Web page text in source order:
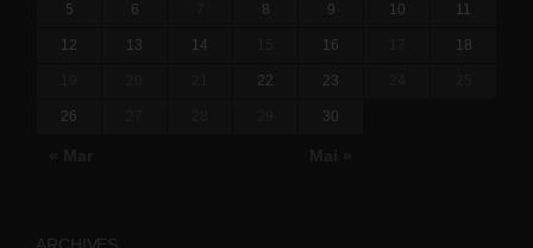
5 6 8 9 10 11
12 13 14 16 18
22 23
26 30